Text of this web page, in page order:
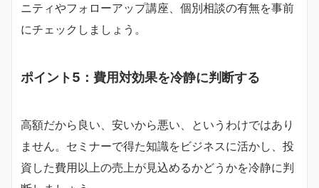
ニティやフォローアップ講座、個別相談の有無を事前
にチェックしましょう。
ポイント5：費用対効果を冷静に判断する
高額だから良い、安いから悪い、というわけではあり
ません。セミナーで得た知識をビジネスに活かし、投
資した費用以上の売上が見込めるかどうかを冷静に判